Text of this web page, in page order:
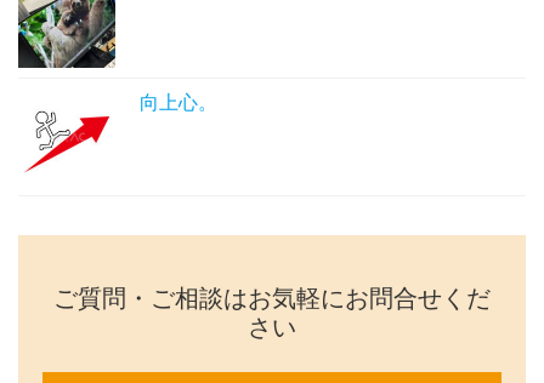
向上心。
ご質問・ご相談はお気軽にお問合せくだ
さい